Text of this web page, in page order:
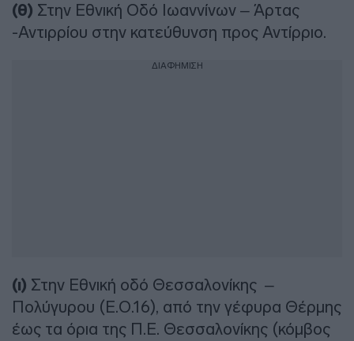
(θ) Στην Εθνική Οδό Ιωαννίνων – Άρτας
-Αντιρρίου στην κατεύθυνση προς Αντίρριο.
ΔΙΑΦΗΜΙΣΗ
(ι) Στην Εθνική οδό Θεσσαλονίκης –
Πολύγυρου (Ε.Ο.16), από την γέφυρα Θέρμης
έως τα όρια της Π.Ε. Θεσσαλονίκης (κόμβος